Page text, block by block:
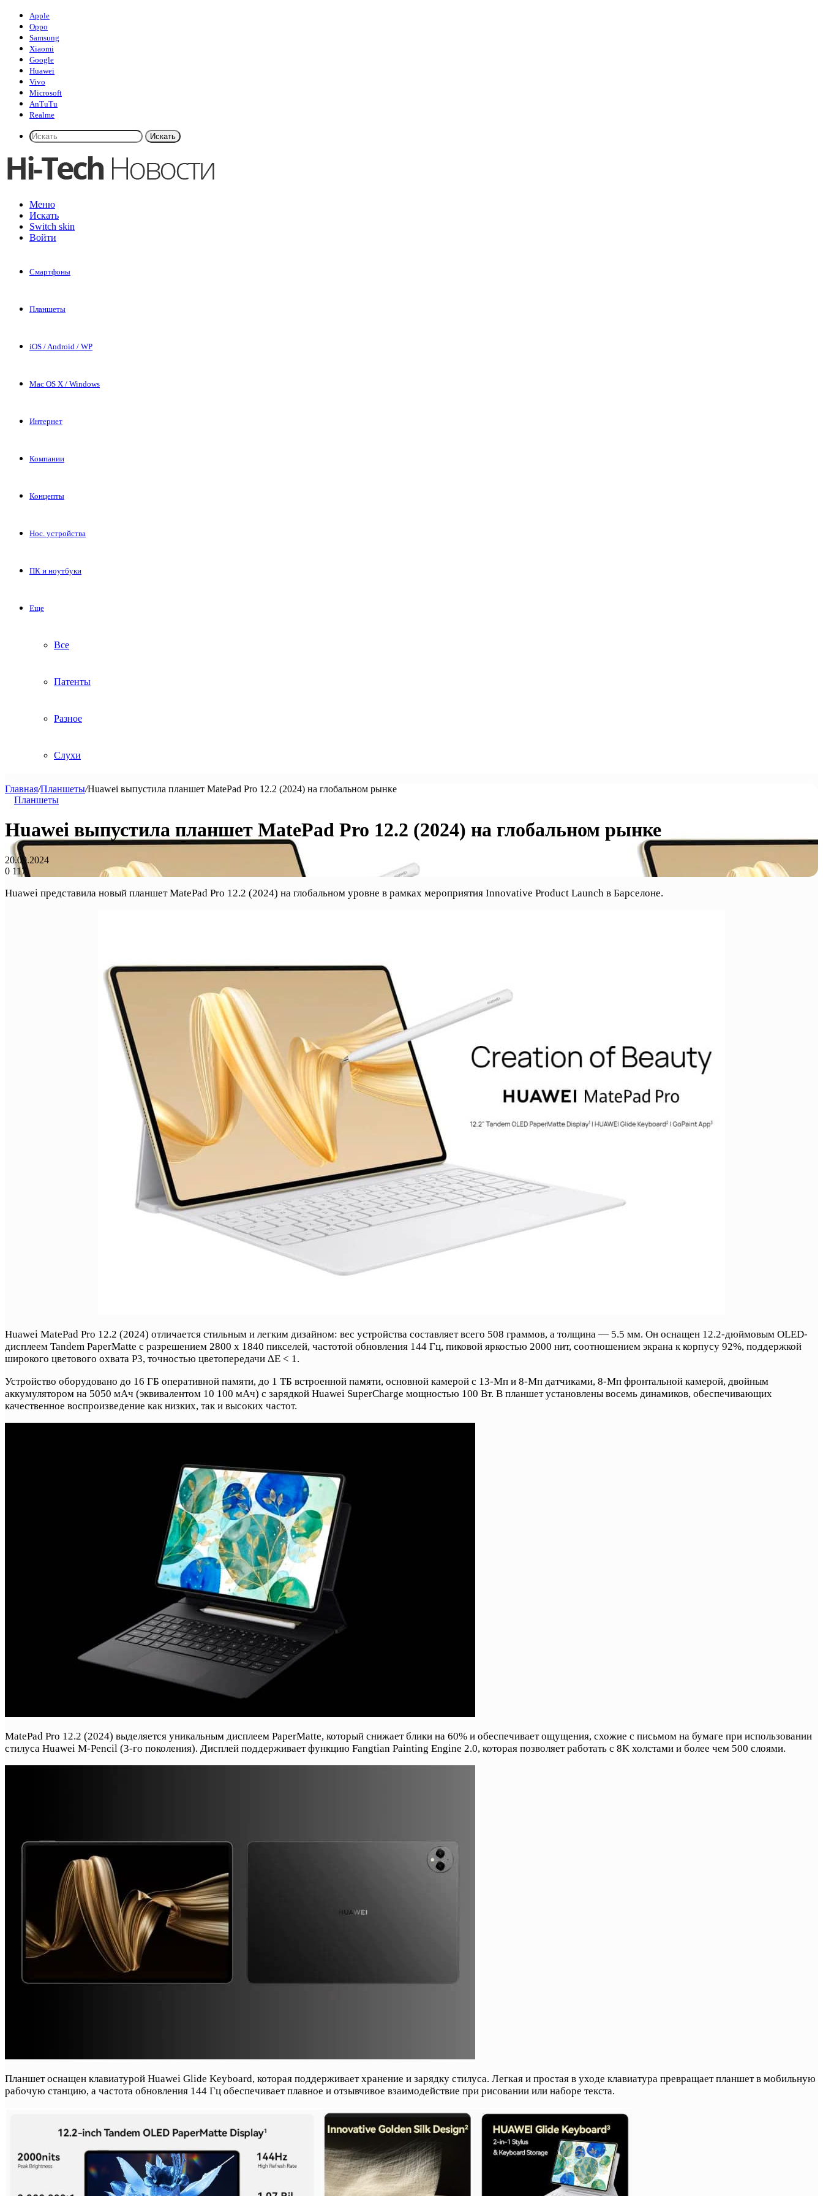
Apple
Oppo
Samsung
Xiaomi
Google
Huawei
Vivo
Microsoft
AnTuTu
Realme
Искать
Меню
Искать
Switch skin
Войти
Смартфоны
Планшеты
iOS / Android / WP
Mac OS X / Windows
Интернет
Компании
Концепты
Нос. устройства
ПК и ноутбуки
Еще
Все
Патенты
Разное
Слухи
Главная/Планшеты/Huawei выпустила планшет MatePad Pro 12.2 (2024) на глобальном рынке
Планшеты
Huawei выпустила планшет MatePad Pro 12.2 (2024) на глобальном рынке
20.09.2024
0 117
Huawei представила новый планшет MatePad Pro 12.2 (2024) на глобальном уровне в рамках мероприятия Innovative Product Launch в Барселоне.
Huawei MatePad Pro 12.2 (2024) отличается стильным и легким дизайном: вес устройства составляет всего 508 граммов, а толщина — 5.5 мм. Он оснащен 12.2-дюймовым OLED-
дисплеем Tandem PaperMatte с разрешением 2800 x 1840 пикселей, частотой обновления 144 Гц, пиковой яркостью 2000 нит, соотношением экрана к корпусу 92%, поддержкой
широкого цветового охвата P3, точностью цветопередачи ΔE < 1.
Устройство оборудовано до 16 ГБ оперативной памяти, до 1 ТБ встроенной памяти, основной камерой с 13-Мп и 8-Мп датчиками, 8-Мп фронтальной камерой, двойным
аккумулятором на 5050 мАч (эквивалентом 10 100 мАч) с зарядкой Huawei SuperCharge мощностью 100 Вт. В планшет установлены восемь динамиков, обеспечивающих
качественное воспроизведение как низких, так и высоких частот.
MatePad Pro 12.2 (2024) выделяется уникальным дисплеем PaperMatte, который снижает блики на 60% и обеспечивает ощущения, схожие с письмом на бумаге при использовании
стилуса Huawei M-Pencil (3-го поколения). Дисплей поддерживает функцию Fangtian Painting Engine 2.0, которая позволяет работать с 8K холстами и более чем 500 слоями.
Планшет оснащен клавиатурой Huawei Glide Keyboard, которая поддерживает хранение и зарядку стилуса. Легкая и простая в уходе клавиатура превращает планшет в мобильную
рабочую станцию, а частота обновления 144 Гц обеспечивает плавное и отзывчивое взаимодействие при рисовании или наборе текста.